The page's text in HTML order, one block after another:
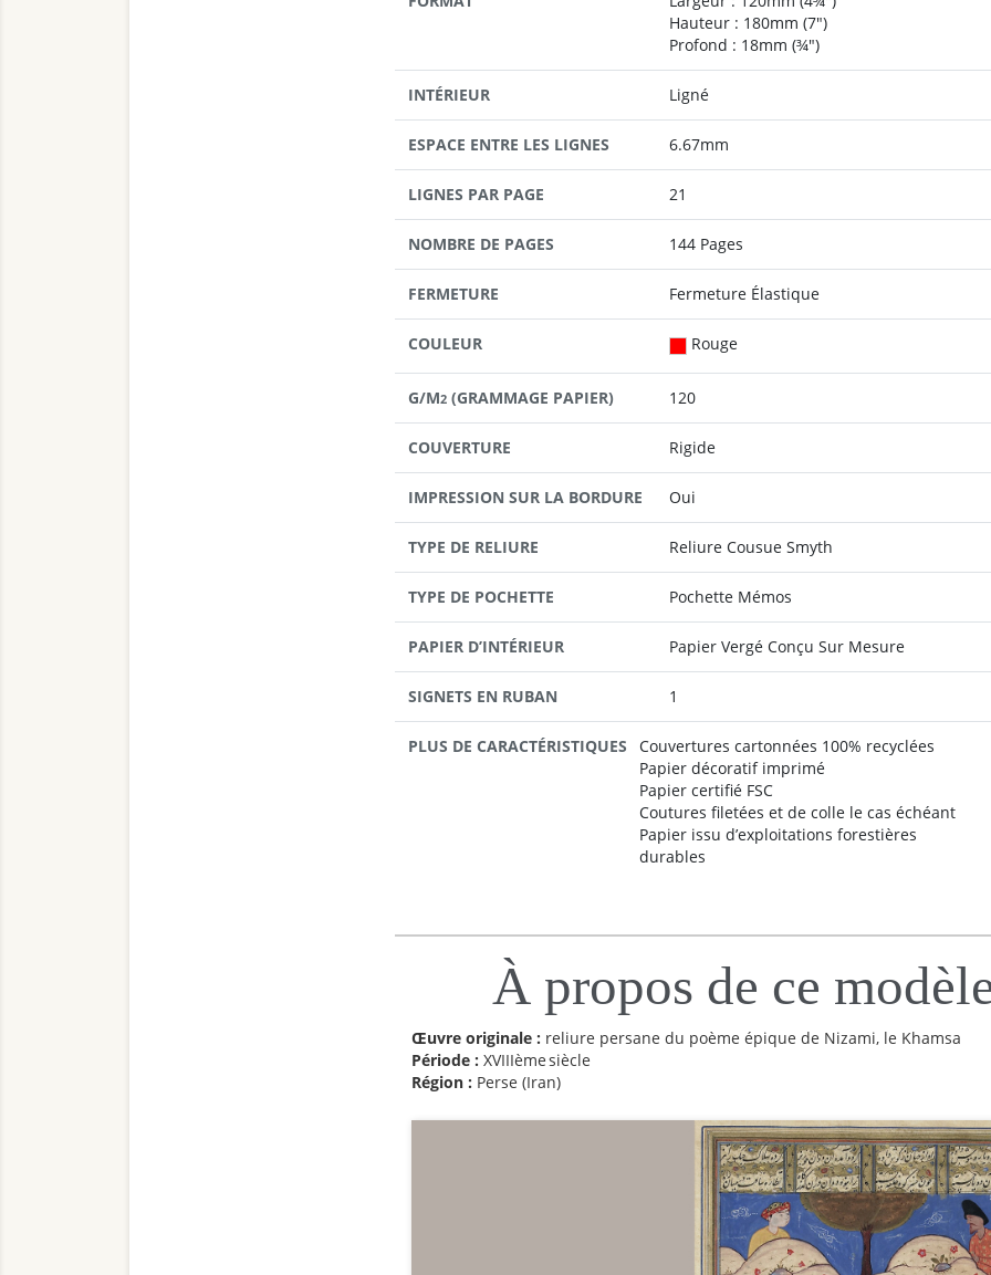
Hauteur : 180mm (7")
Profond : 18mm (¾")
INTÉRIEUR Ligné
ESPACE ENTRE LES LIGNES 6.67mm
LIGNES PAR PAGE 21
NOMBRE DE PAGES 144 Pages
FERMETURE Fermeture Élastique
COULEUR Rouge
G/M2 (GRAMMAGE PAPIER) 120
COUVERTURE Rigide
IMPRESSION SUR LA BORDURE Oui
TYPE DE RELIURE Reliure Cousue Smyth
TYPE DE POCHETTE Pochette Mémos
PAPIER D’INTÉRIEUR Papier Vergé Conçu Sur Mesure
SIGNETS EN RUBAN 1
PLUS DE CARACTÉRISTIQUES
Couvertures cartonnées 100% recyclées
Papier décoratif imprimé
Papier certifié FSC
Coutures filetées et de colle le cas échéant
Papier issu d’exploitations forestières
durables
À propos de ce
Œuvre originale : reliure persane du poème épique de Nizami, le Khamsa
Période : XVIIIème siècle
Région : Perse (Iran)